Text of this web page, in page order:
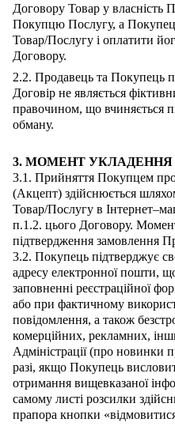
Договору Товар у власність
Покупцю Послугу, а
Товар/Послугу і оплатити
Договору.
2.2. Продавець та Покупець
Договір не являється
правочином, що вчиняється
обману.
3. МОМЕНТ УКЛАДЕННЯ
3.1. Прийняття Покупцем
(Акцепт) здійснюється
Товар/Послугу в
п.1.2. цього Договору.
підтвердження замовлення
3.2. Покупець підтверджує
адресу електронної пошти,
заповненні реєстраційної
або при фактичному
повідомлення, а також
комерційних, рекламних,
Адміністрації (про новинки
разі, якщо Покупець
отримання вищевказаної
самому листі розсилки
прапора кнопки